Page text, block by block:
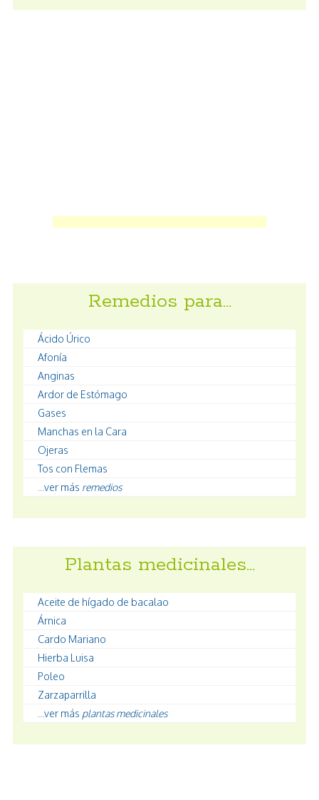
Remedios para…
Ácido Úrico
Afonía
Anginas
Ardor de Estómago
Gases
Manchas en la Cara
Ojeras
Tos con Flemas
...ver más remedios
Plantas medicinales…
Aceite de hígado de bacalao
Árnica
Cardo Mariano
Hierba Luisa
Poleo
Zarzaparrilla
...ver más plantas medicinales